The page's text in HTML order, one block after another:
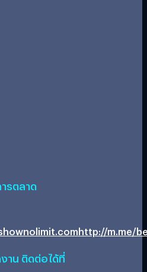
รตลาด
http://m.me/
าน ติดต่อได้ที่